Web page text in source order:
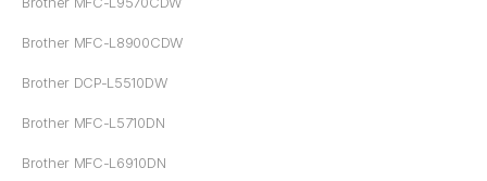
Brother MFC-L8900CDW
Brother DCP-L5510DW
Brother MFC-L5710DN
Brother MFC-L6910DN